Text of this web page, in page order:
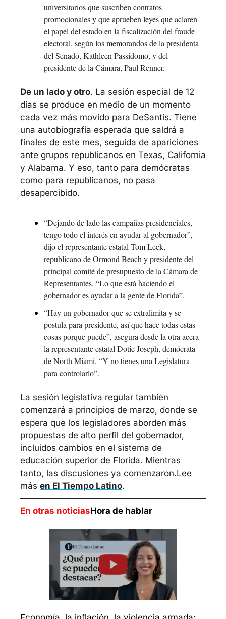
universitarios que suscriben contratos
promocionales y que aprueben leyes que aclaren
el papel del estado en la fiscalización del fraude
electoral, según los memorandos de la presidenta
del Senado, Kathleen Passidomo, y del
presidente de la Cámara, Paul Renner.
De un lado y otro. La sesión especial de 12
días se produce en medio de un momento
cada vez más movido para DeSantis. Tiene
una autobiografía esperada que saldrá a
finales de este mes, seguida de apariciones
ante grupos republicanos en Texas, California
y Alabama. Y eso, tanto para demócratas
como para republicanos, no pasa
desapercibido.
“Dejando de lado las campañas presidenciales,
tengo todo el interés en ayudar al gobernador”,
dijo el representante estatal Tom Leek,
republicano de Ormond Beach y presidente del
principal comité de presupuesto de la Cámara de
Representantes. “Lo que está haciendo el
gobernador es ayudar a la gente de Florida”.
“Hay un gobernador que se extralimita y se
postula para presidente, así que hace todas estas
cosas porque puede”, asegura desde la otra acera
la representante estatal Dotie Joseph, demócrata
de North Miami. “Y no tienes una Legislatura
para controlarlo”.
La sesión legislativa regular también
comenzará a principios de marzo, donde se
espera que los legisladores aborden más
propuestas de alto perfil del gobernador,
incluidos cambios en el sistema de
educación superior de Florida. Mientras
tanto, las discusiones ya comenzaron.Lee
más en El Tiempo Latino.
En otras noticiasHora de hablar